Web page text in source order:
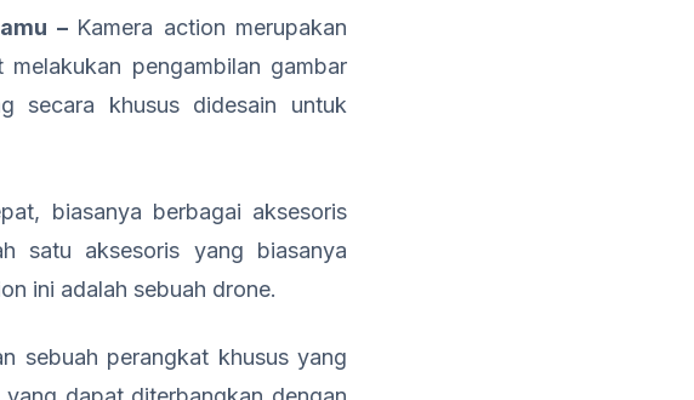
– Kamera action merupakan
pengambilan gambar
secara khusus didesain untuk
biasanya berbagai aksesoris
satu aksesoris yang biasanya
ini adalah sebuah drone.
sebuah perangkat khusus yang